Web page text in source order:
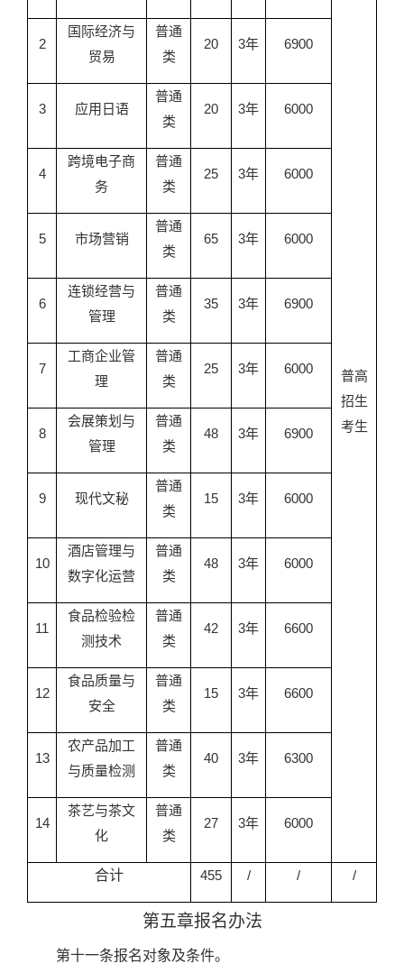
普高
招生
考生
2
国际经济与
贸易
普通
类
20 3年 6900
3 应用日语
普通
类
20 3年 6000
4
跨境电子商
务
普通
类
25 3年 6000
5 市场营销
普通
类
65 3年 6000
6
连锁经营与
管理
普通
类
35 3年 6900
7
工商企业管
理
普通
类
25 3年 6000
8
会展策划与
管理
普通
类
48 3年 6900
9 现代文秘
普通
类
15 3年 6000
10
酒店管理与
数字化运营
普通
类
48 3年 6000
11
食品检验检
测技术
普通
类
42 3年 6600
12
食品质量与
安全
普通
类
15 3年 6600
13
农产品加工
与质量检测
普通
类
40 3年 6300
14
茶艺与茶文
化
普通
类
27 3年 6000
合计 455 / / /
第五章报名办法
第十一条报名对象及条件。